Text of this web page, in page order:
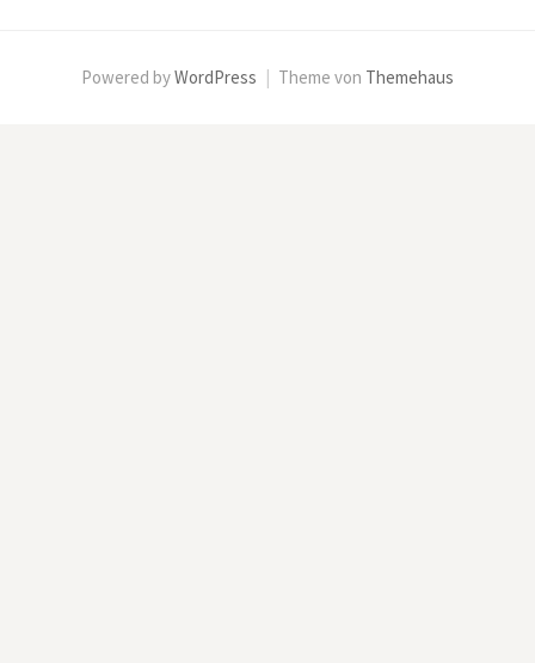
Powered byWordPress | Theme von Themehaus